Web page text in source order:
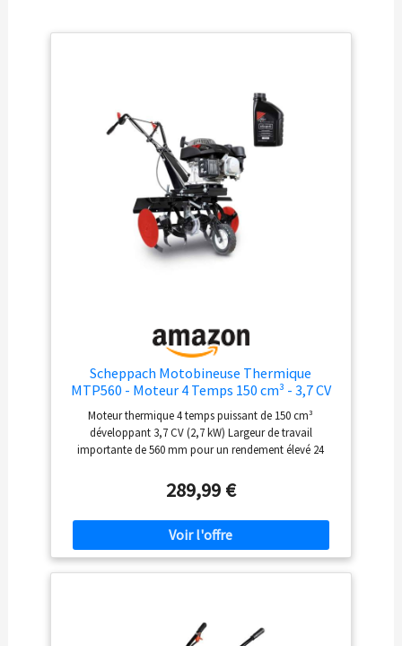
Scheppach Motobineuse Thermique
MTP560 - Moteur 4 Temps 150 cm³ - 3,7 CV
Moteur thermique 4 temps puissant de 150 cm³
développant 3,7 CV (2,7 kW) Largeur de travail
importante de 560 mm pour un rendement élevé 24
efficace du sol Profondeur de travail réglable jusqu’à
130 mm Idéale pour retourner, ameublir et aérer la terre
Permet d’incorporer compost, engrais, humus ou
tourbe Convient aux petites et moyennes surfaces de
jardin Guidon ergonomique réglable pour un confort
optimal Travail efficace même sur les sols compacts
289,99 €